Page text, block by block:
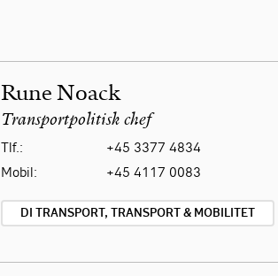
Rune Noack
Transportpolitisk chef
Tlf.:
+45 3377 4834
Mobil:
+45 4117 0083
DI TRANSPORT, TRANSPORT & MOBILITET